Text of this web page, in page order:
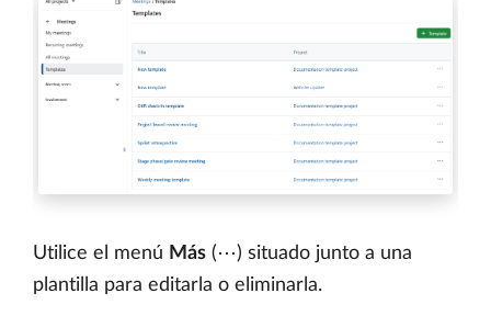
Utilice el menú Más (⋯) situado junto a una
plantilla para editarla o eliminarla.